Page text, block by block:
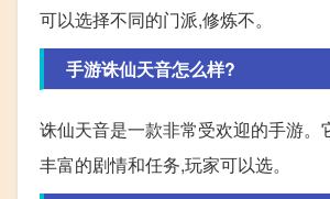
可以选择不同的门派,修炼不。
手游诛仙天音怎么样?
诛仙天音是一款非常受欢迎的手游
丰富的剧情和任务,玩家可以选。